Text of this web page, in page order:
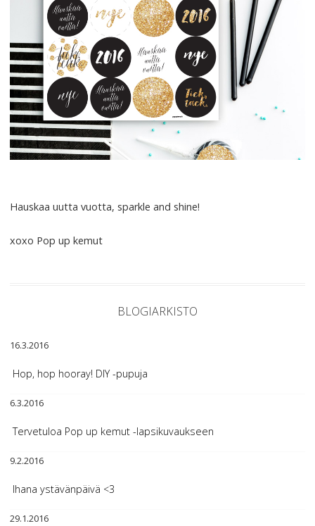
Hauskaa uutta vuotta, sparkle and shine!
xoxo Pop up kemut
BLOGIARKISTO
16.3.2016
Hop, hop hooray! DIY -pupuja
6.3.2016
Tervetuloa Pop up kemut -lapsikuvaukseen
9.2.2016
Ihana ystävänpäivä <3
29.1.2016